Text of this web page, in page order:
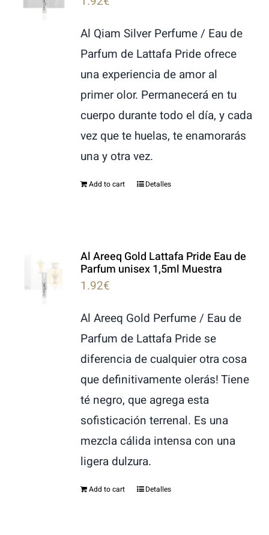
Al Qiam Silver Perfume / Eau de
Parfum de Lattafa Pride ofrece
una experiencia de amor al
primer olor. Permanecerá en tu
cuerpo durante todo el día, y cada
vez que te huelas, te enamorarás
una y otra vez.
Add to cart Detalles
Al Areeq Gold Lattafa Pride Eau de
Parfum unisex 1,5ml Muestra
1.92€
Al Areeq Gold Perfume / Eau de
Parfum de Lattafa Pride se
diferencia de cualquier otra cosa
que definitivamente olerás! Tiene
té negro, que agrega esta
sofisticación terrenal. Es una
mezcla cálida intensa con una
ligera dulzura.
Add to cart Detalles